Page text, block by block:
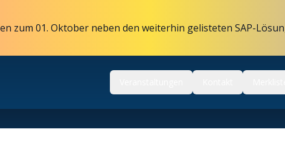
zum 01. Oktober neben den weiterhin gelisteten SAP-